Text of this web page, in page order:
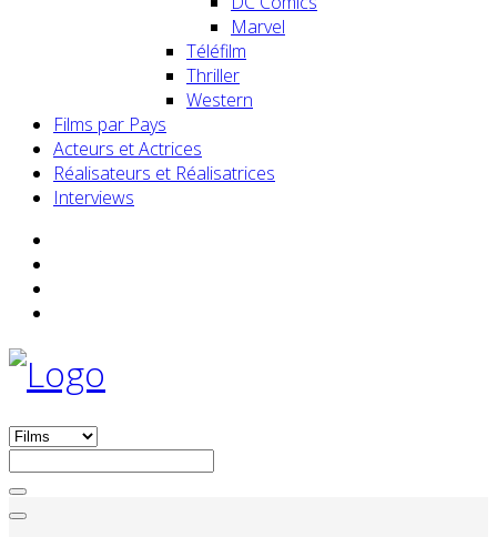
Marvel
Téléfilm
Thriller
Western
Films par Pays
Acteurs et Actrices
Réalisateurs et Réalisatrices
Interviews